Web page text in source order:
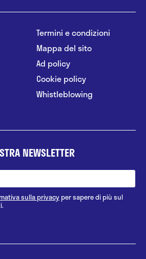
Termini e condizioni
Mappa del sito
Ad policy
Cookie policy
Whistleblowing
NEWSLETTER
sulla privacyper sapere di più sul